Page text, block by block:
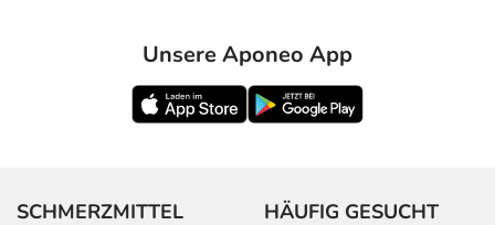
Unsere Aponeo App
SCHMERZMITTEL HÄUFIG GESUCHT